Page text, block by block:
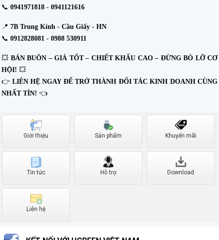
📞 0941971818 - 0941121616
📍 7B Trung Kính - Cầu Giấy - HN
📞 0912828081 - 0988 530911
💥 BÁN BUÔN – GIÁ TỐT – CHIẾT KHẤU CAO – ĐỪNG BỎ LỠ CƠ
HỘI! 💥
👉 LIÊN HỆ NGAY ĐỂ TRỞ THÀNH ĐỐI TÁC KINH DOANH CÙNG
NHẤT TÍN! 👈
Giới thiệu Sản phẩm Khuyến mãi
Tin tức Hỗ trợ Download
Liên hệ